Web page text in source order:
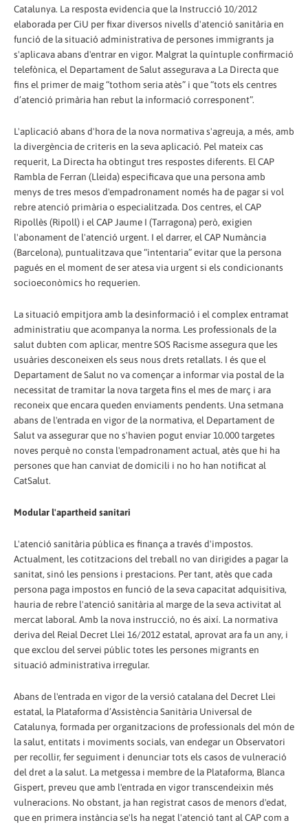
Catalunya. La resposta evidencia que la Instrucció 10/2012
elaborada per CiU per fixar diversos nivells d'atenció sanitària en
funció de la situació administrativa de persones immigrants ja
s'aplicava abans d'entrar en vigor. Malgrat la quíntuple confirmació
telefònica, el Departament de Salut assegurava a La Directa que
fins el primer de maig “tothom seria atès” i que “tots els centres
d’atenció primària han rebut la informació corresponent”.
L'aplicació abans d'hora de la nova normativa s'agreuja, a més, amb
la divergència de criteris en la seva aplicació. Pel mateix cas
requerit, La Directa ha obtingut tres respostes diferents. El CAP
Rambla de Ferran (Lleida) especificava que una persona amb
menys de tres mesos d'empadronament només ha de pagar si vol
rebre atenció primària o especialitzada. Dos centres, el CAP
Ripollès (Ripoll) i el CAP Jaume I (Tarragona) però, exigien
l'abonament de l'atenció urgent. I el darrer, el CAP Numància
(Barcelona), puntualitzava que “intentaria” evitar que la persona
pagués en el moment de ser atesa via urgent si els condicionants
socioeconòmics ho requerien.
La situació empitjora amb la desinformació i el complex entramat
administratiu que acompanya la norma. Les professionals de la
salut dubten com aplicar, mentre SOS Racisme assegura que les
usuàries desconeixen els seus nous drets retallats. I és que el
Departament de Salut no va començar a informar via postal de la
necessitat de tramitar la nova targeta fins el mes de març i ara
reconeix que encara queden enviaments pendents. Una setmana
abans de l'entrada en vigor de la normativa, el Departament de
Salut va assegurar que no s'havien pogut enviar 10.000 targetes
noves perquè no consta l'empadronament actual, atès que hi ha
persones que han canviat de domicili i no ho han notificat al
CatSalut.
Modular l'apartheid sanitari
L'atenció sanitària pública es finança a través d'impostos.
Actualment, les cotitzacions del treball no van dirigides a pagar la
sanitat, sinó les pensions i prestacions. Per tant, atès que cada
persona paga impostos en funció de la seva capacitat adquisitiva,
hauria de rebre l'atenció sanitària al marge de la seva activitat al
mercat laboral. Amb la nova instrucció, no és així. La normativa
deriva del Reial Decret Llei 16/2012 estatal, aprovat ara fa un any, i
que exclou del servei públic totes les persones migrants en
situació administrativa irregular.
Abans de l'entrada en vigor de la versió catalana del Decret Llei
estatal, la Plataforma d’Assistència Sanitària Universal de
Catalunya, formada per organitzacions de professionals del món de
la salut, entitats i moviments socials, van endegar un Observatori
per recollir, fer seguiment i denunciar tots els casos de vulneració
del dret a la salut. La metgessa i membre de la Plataforma, Blanca
Gispert, preveu que amb l'entrada en vigor transcendeixin més
vulneracions. No obstant, ja han registrat casos de menors d'edat,
que en primera instància se'ls ha negat l'atenció tant al CAP com a